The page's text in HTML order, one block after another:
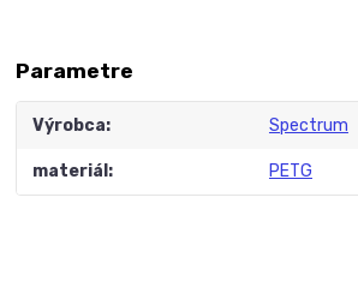
Parametre
Výrobca Spectrum
materiál PETG